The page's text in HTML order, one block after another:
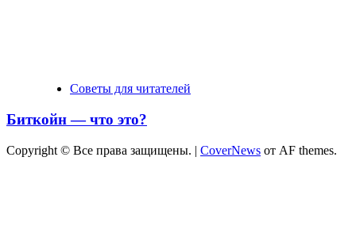
Советы для читателей
Биткойн — что это?
Copyright © Все права защищены. | CoverNews от AF themes.